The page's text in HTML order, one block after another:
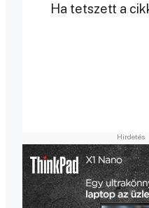
Ha tetszett a